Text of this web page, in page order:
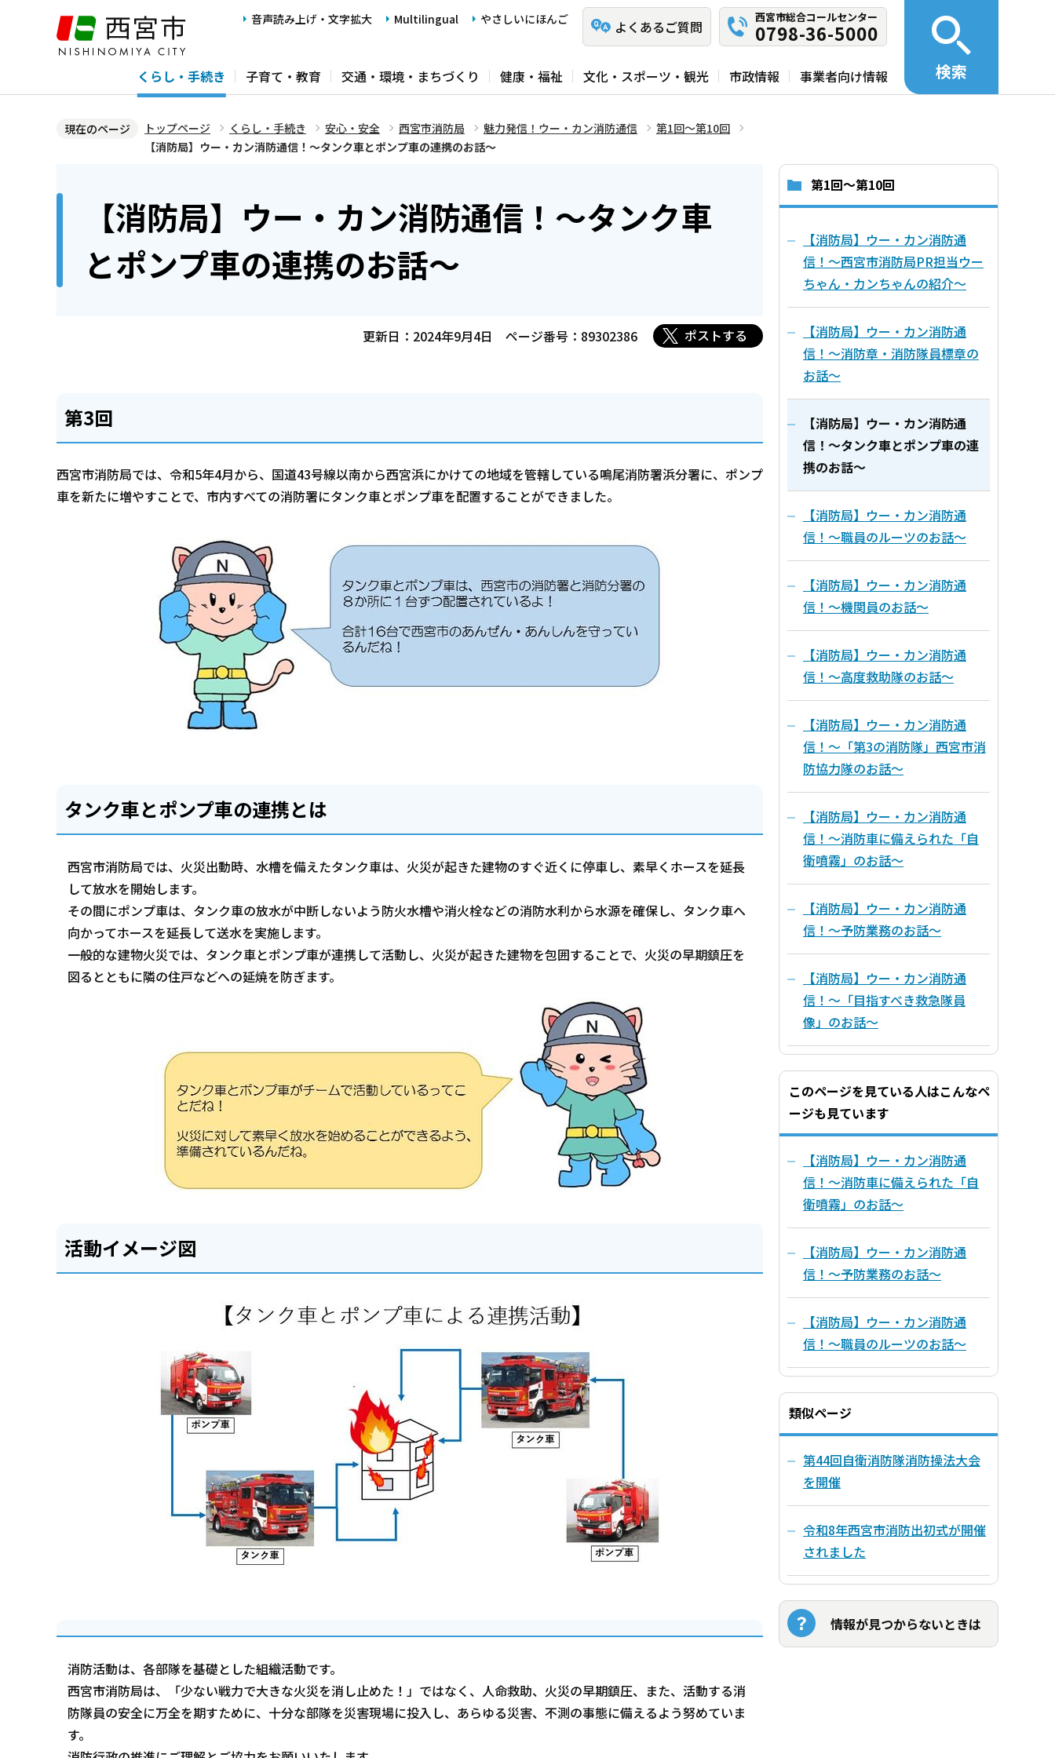
ジ
音声読み上げ・文字拡大 Multilingual やさしいにほんご よくあるご質問
西宮市総合コールセンター
0798-36-5000
くらし・手続き 子育て・教育 交通・環境・まちづくり 健康・福祉 文化・スポーツ・観光 市政情報 事業者向け情報 検索
現在のページ トップページ くらし・手続き 安心・安全 西宮市消防局 魅力発信！ウー・カン消防通信
第1回～第10回
【消防局】ウー・カン消防通信！～タンク車とポンプ車の連携のお話～
【消防局】ウー・カン消防通信！～タンク車
とポンプ車の連携のお話～
更新日：2024年9月4日 ページ番号：89302386 ポストする
第3回
西宮市消防局では、令和5年4月から、国道43号線以南から西宮浜にかけての地域を管轄している鳴尾消防署浜分署に、ポンプ
車を新たに増やすことで、市内すべての消防署にタンク車とポンプ車を配置することができました。
タンク車とポンプ車の連携とは
西宮市消防局では、火災出動時、水槽を備えたタンク車は、火災が起きた建物のすぐ近くに停車し、素早くホースを延長
して放水を開始します。
その間にポンプ車は、タンク車の放水が中断しないよう防火水槽や消火栓などの消防水利から水源を確保し、タンク車へ
向かってホースを延長して送水を実施します。
一般的な建物火災では、タンク車とポンプ車が連携して活動し、火災が起きた建物を包囲することで、火災の早期鎮圧を
図るとともに隣の住戸などへの延焼を防ぎます。
活動イメージ図
消防活動は、各部隊を基礎とした組織活動です。
西宮市消防局は、「少ない戦力で大きな火災を消し止めた！」ではなく、人命救助、火災の早期鎮圧、また、活動する消
防隊員の安全に万全を期すために、十分な部隊を災害現場に投入し、あらゆる災害、不測の事態に備えるよう努めていま
す。
第1回～第10回
【消防局】ウー・カン消防通
信！～西宮市消防局PR担当ウー
ちゃん・カンちゃんの紹介～
【消防局】ウー・カン消防通
信！～消防章・消防隊員標章の
お話～
【消防局】ウー・カン消防通
信！～タンク車とポンプ車の連
携のお話～
【消防局】ウー・カン消防通
信！～職員のルーツのお話～
【消防局】ウー・カン消防通
信！～機関員のお話～
【消防局】ウー・カン消防通
信！～高度救助隊のお話～
【消防局】ウー・カン消防通
信！～「第3の消防隊」西宮市消
防協力隊のお話～
【消防局】ウー・カン消防通
信！～消防車に備えられた「自
衛噴霧」のお話～
【消防局】ウー・カン消防通
信！～予防業務のお話～
【消防局】ウー・カン消防通
信！～「目指すべき救急隊員
像」のお話～
このページを見ている人はこんなペ
ージも見ています
【消防局】ウー・カン消防通
信！～消防車に備えられた「自
衛噴霧」のお話～
【消防局】ウー・カン消防通
信！～予防業務のお話～
【消防局】ウー・カン消防通
信！～職員のルーツのお話～
類似ページ
第44回自衛消防隊消防操法大会
を開催
令和8年西宮市消防出初式が開催
されました
情報が見つからないときは